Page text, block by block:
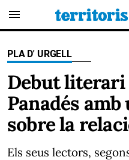
menu
PLA D' URGELL
Debut literari
Panadés
sobre la
Els seus lectors,